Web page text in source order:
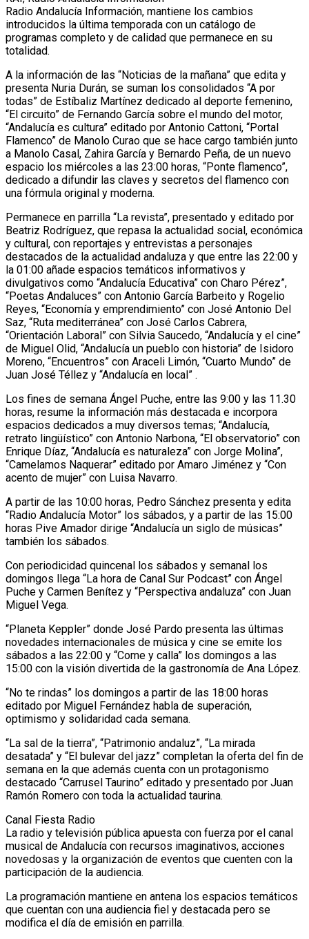
Radio Andalucía Información, mantiene los cambios
introducidos la última temporada con un catálogo de
programas completo y de calidad que permanece en su
totalidad.
A la información de las “Noticias de la mañana” que edita y
presenta Nuria Durán, se suman los consolidados “A por
todas” de Estíbaliz Martínez dedicado al deporte femenino,
“El circuito” de Fernando García sobre el mundo del motor,
“Andalucía es cultura” editado por Antonio Cattoni, “Portal
Flamenco” de Manolo Curao que se hace cargo también junto
a Manolo Casal, Zahira García y Bernardo Peña, de un nuevo
espacio los miércoles a las 23:00 horas, “Ponte flamenco”,
dedicado a difundir las claves y secretos del flamenco con
una fórmula original y moderna.
Permanece en parrilla “La revista”, presentado y editado por
Beatriz Rodríguez, que repasa la actualidad social, económica
y cultural, con reportajes y entrevistas a personajes
destacados de la actualidad andaluza y que entre las 22:00 y
la 01:00 añade espacios temáticos informativos y
divulgativos como “Andalucía Educativa” con Charo Pérez”,
“Poetas Andaluces” con Antonio García Barbeito y Rogelio
Reyes, “Economía y emprendimiento” con José Antonio Del
Saz, “Ruta mediterránea” con José Carlos Cabrera,
“Orientación Laboral” con Silvia Saucedo, “Andalucía y el cine”
de Miguel Olid, “Andalucía un pueblo con historia” de Isidoro
Moreno, “Encuentros” con Araceli Limón, “Cuarto Mundo” de
Juan José Téllez y “Andalucía en local” .
Los fines de semana Ángel Puche, entre las 9:00 y las 11.30
horas, resume la información más destacada e incorpora
espacios dedicados a muy diversos temas; “Andalucía,
retrato lingüístico” con Antonio Narbona, “El observatorio” con
Enrique Díaz, “Andalucía es naturaleza” con Jorge Molina”,
“Camelamos Naquerar” editado por Amaro Jiménez y “Con
acento de mujer” con Luisa Navarro.
A partir de las 10:00 horas, Pedro Sánchez presenta y edita
“Radio Andalucía Motor” los sábados, y a partir de las 15:00
horas Pive Amador dirige “Andalucía un siglo de músicas”
también los sábados.
Con periodicidad quincenal los sábados y semanal los
domingos llega “La hora de Canal Sur Podcast” con Ángel
Puche y Carmen Benítez y “Perspectiva andaluza” con Juan
Miguel Vega.
“Planeta Keppler” donde José Pardo presenta las últimas
novedades internacionales de música y cine se emite los
sábados a las 22:00 y “Come y calla” los domingos a las
15:00 con la visión divertida de la gastronomía de Ana López.
“No te rindas” los domingos a partir de las 18:00 horas
editado por Miguel Fernández habla de superación,
optimismo y solidaridad cada semana.
“La sal de la tierra”, “Patrimonio andaluz”, “La mirada
desatada” y “El bulevar del jazz” completan la oferta del fin de
semana en la que además cuenta con un protagonismo
destacado “Carrusel Taurino” editado y presentado por Juan
Ramón Romero con toda la actualidad taurina.
Canal Fiesta Radio
La radio y televisión pública apuesta con fuerza por el canal
musical de Andalucía con recursos imaginativos, acciones
novedosas y la organización de eventos que cuenten con la
participación de la audiencia.
La programación mantiene en antena los espacios temáticos
que cuentan con una audiencia fiel y destacada pero se
modifica el día de emisión en parrilla.